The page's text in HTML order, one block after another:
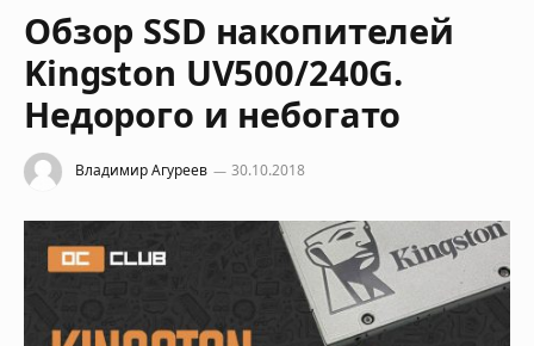
Обзор SSD накопителей
Kingston UV500/240G.
Недорого и небогато
Владимир Агуреев 30.10.2018